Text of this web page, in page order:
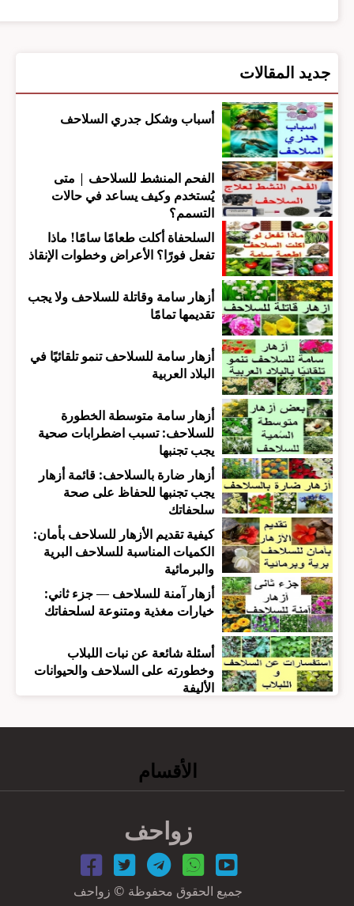
جديد المقالات
أسباب وشكل جدري السلاحف
الفحم المنشط للسلاحف | متى
يُستخدم وكيف يساعد في حالات
التسمم؟
السلحفاة أكلت طعامًا سامًا! ماذا
تفعل فورًا؟ الأعراض وخطوات الإنقاذ
أزهار سامة وقاتلة للسلاحف ولا يجب
تقديمها تمامًا
أزهار سامة للسلاحف تنمو تلقائيًا في
البلاد العربية
أزهار سامة متوسطة الخطورة
للسلاحف: تسبب اضطرابات صحية
يجب تجنبها
أزهار ضارة بالسلاحف: قائمة أزهار
يجب تجنبها للحفاظ على صحة
سلحفاتك
كيفية تقديم الأزهار للسلاحف بأمان:
الكميات المناسبة للسلاحف البرية
والبرمائية
أزهار آمنة للسلاحف — جزء ثاني:
خيارات مغذية ومتنوعة لسلحفاتك
أسئلة شائعة عن نبات اللبلاب
وخطورته على السلاحف والحيوانات
الأليفة
الأقسام
زواحف
جميع الحقوق محفوظة © زواحف